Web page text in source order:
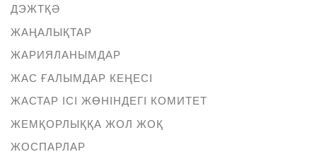
ДЭЖТҚӘ
ЖАҢАЛЫҚТАР
ЖАРИЯЛАНЫМДАР
ЖАС ҒАЛЫМДАР КЕҢЕСІ
ЖАСТАР ІСІ ЖӨНІНДЕГІ КОМИТЕТ
ЖЕМҚОРЛЫҚҚА ЖОЛ ЖОҚ
ЖОСПАРЛАР